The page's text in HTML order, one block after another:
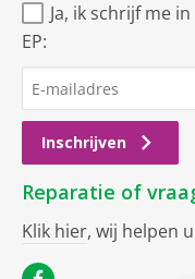
Ja, ik schrijf me
EP:
Inschrijven
Reparatie of
Klik hier, wij helpen